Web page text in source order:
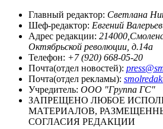
Главный редактор: Светлана
Шеф-редактор: Евгений
Адрес редакции:
Октябрьской революции, д.14а
Телефон: +7 (920) 668-05-20
Почта(отдел новостей):
Почта(отдел рекламы):
Учредитель: ООО "Группа ГС"
ЗАПРЕЩЕНО ЛЮБОЕ
МАТЕРИАЛОВ,
СОГЛАСИЯ РЕДАКЦИИ